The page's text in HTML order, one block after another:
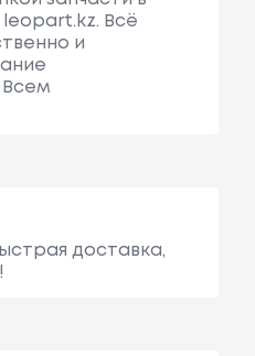
Всё
и
Всем
доставка,